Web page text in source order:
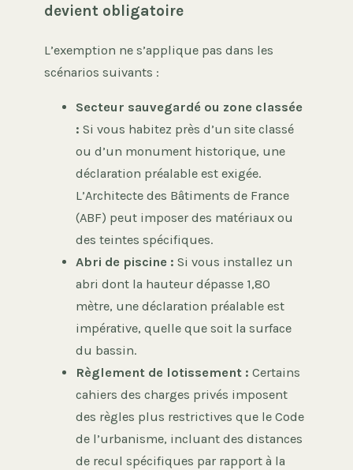
devient obligatoire
L’exemption ne s’applique pas dans les
scénarios suivants :
Secteur sauvegardé ou zone classée
: Si vous habitez près d’un site classé
ou d’un monument historique, une
déclaration préalable est exigée.
L’Architecte des Bâtiments de France
(ABF) peut imposer des matériaux ou
des teintes spécifiques.
Abri de piscine : Si vous installez un
abri dont la hauteur dépasse 1,80
mètre, une déclaration préalable est
impérative, quelle que soit la surface
du bassin.
Règlement de lotissement : Certains
cahiers des charges privés imposent
des règles plus restrictives que le Code
de l’urbanisme, incluant des distances
de recul spécifiques par rapport à la